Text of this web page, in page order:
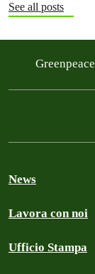
See all posts
News
Lavora con noi
Ufficio Stampa